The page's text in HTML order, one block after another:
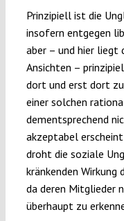
Prinzipiell ist die
insofern entgegen
aber – und hier liegt
Ansichten –
dort und erst dort zu
einer solchen
dementsprechend
akzeptabel
droht die soziale
kränkenden Wirkung
da deren Mitglieder
überhaupt zu